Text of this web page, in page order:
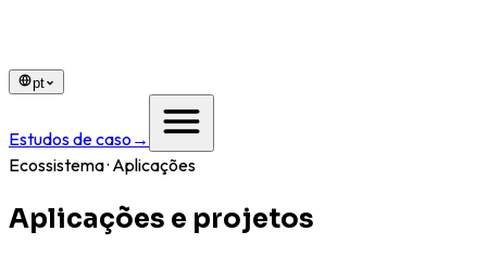
pt
Estudos de caso →
Ecossistema · Aplicações
Aplicações e projetos